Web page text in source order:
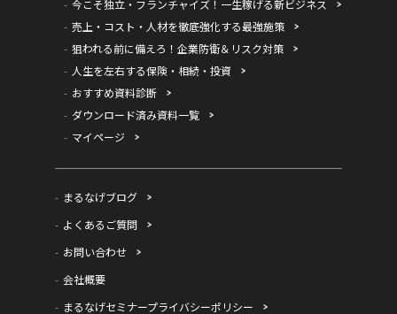
今こそ独立・フランチャイズ！一生稼げる新ビジネス
売上・コスト・人材を徹底強化する最強施策
狙われる前に備えろ！企業防衛＆リスク対策
人生を左右する保険・相続・投資
おすすめ資料診断
ダウンロード済み資料一覧
マイページ
まるなげブログ
よくあるご質問
お問い合わせ
会社概要
まるなげセミナープライバシーポリシー